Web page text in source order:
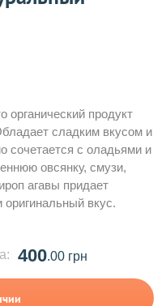
органический продукт
сладким вкусом и
сочетается с оладьями и
овсянку, смузи,
агавы придает
вкус.
400.00 грн